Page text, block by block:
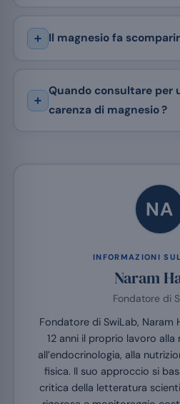
Il magnesio fa
Quando consultare per
carenza di magnesio ?
NA
INFORMAZIONI
Naram
Fondatore di
Fondatore di SwiLab, Naram
12 anni il proprio lavoro alla
all’endocrinologia, alla
fisica. Il suo approccio si
critica della letteratura